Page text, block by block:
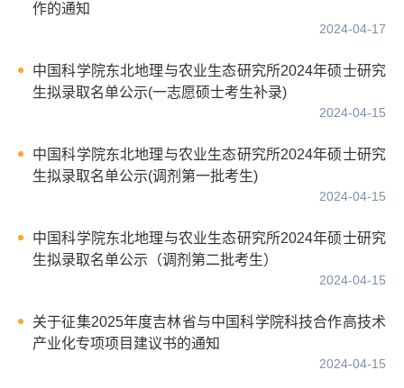
作的通知
2024-04-17
中国科学院东北地理与农业生态研究所2024年硕士研究
生拟录取名单公示(一志愿硕士考生补录)
2024-04-15
中国科学院东北地理与农业生态研究所2024年硕士研究
生拟录取名单公示(调剂第一批考生)
2024-04-15
中国科学院东北地理与农业生态研究所2024年硕士研究
生拟录取名单公示（调剂第二批考生）
2024-04-15
关于征集2025年度吉林省与中国科学院科技合作高技术
产业化专项项目建议书的通知
2024-04-15